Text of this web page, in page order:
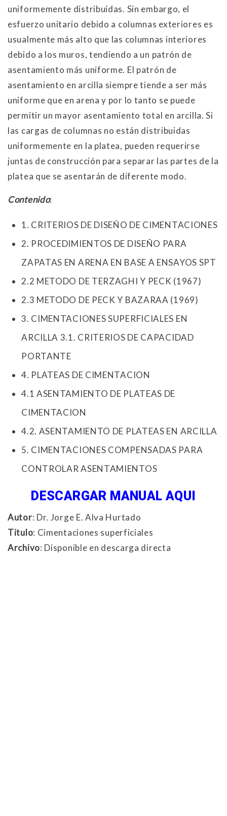
uniformemente distribuídas. Sin embargo, el
esfuerzo unitario debido a columnas exteriores es
usualmente más alto que las columnas interiores
debido a los muros, tendiendo a un patrón de
asentamiento más uniforme. El patrón de
asentamiento en arcilla siempre tiende a ser más
uniforme que en arena y por lo tanto se puede
permitir un mayor asentamiento total en arcilla. Si
las cargas de columnas no están distribuidas
uniformemente en la platea, pueden requerirse
juntas de construcción para separar las partes de la
platea que se asentarán de diferente modo.
Contenido:
1. CRITERIOS DE DISEÑO DE CIMENTACIONES
2. PROCEDIMIENTOS DE DISEÑO PARA
ZAPATAS EN ARENA EN BASE A ENSAYOS SPT
2.2 METODO DE TERZAGHI Y PECK (1967)
2.3 METODO DE PECK Y BAZARAA (1969)
3. CIMENTACIONES SUPERFICIALES EN
ARCILLA 3.1. CRITERIOS DE CAPACIDAD
PORTANTE
4. PLATEAS DE CIMENTACION
4.1 ASENTAMIENTO DE PLATEAS DE
CIMENTACION
4.2. ASENTAMIENTO DE PLATEAS EN ARCILLA
5. CIMENTACIONES COMPENSADAS PARA
CONTROLAR ASENTAMIENTOS
DESCARGAR MANUAL AQUI
Autor: Dr. Jorge E. Alva Hurtado
Titulo: Cimentaciones superficiales
Archivo: Disponible en descarga directa